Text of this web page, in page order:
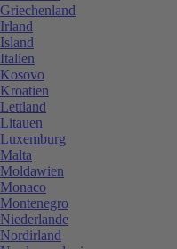
Griechenland
Irland
Island
Italien
Kosovo
Kroatien
Lettland
Litauen
Luxemburg
Malta
Moldawien
Monaco
Montenegro
Niederlande
Nordirland